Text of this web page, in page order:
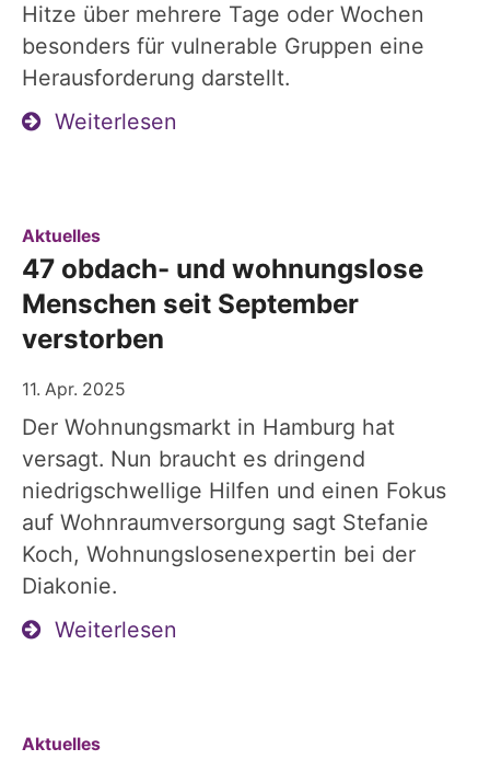
Hitze über mehrere Tage oder Wochen
besonders für vulnerable Gruppen eine
Herausforderung darstellt.
Weiterlesen
Aktuelles:
47 obdach- und wohnungslose
Menschen seit September
verstorben
11. Apr. 2025
Der Wohnungsmarkt in Hamburg hat
versagt. Nun braucht es dringend
niedrigschwellige Hilfen und einen Fokus
auf Wohnraumversorgung sagt Stefanie
Koch, Wohnungslosenexpertin bei der
Diakonie.
Weiterlesen
Aktuelles: